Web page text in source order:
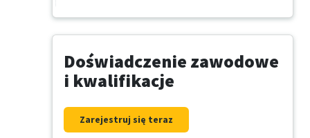
Doświadczenie zawodowe
i kwalifikacje
Zarejestruj się teraz